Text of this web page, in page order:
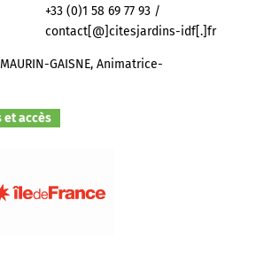
+33 (0)1 58 69 77 93 /
contact[@]citesjardins-idf[.]fr
GAISNE, Animatrice-
et accès